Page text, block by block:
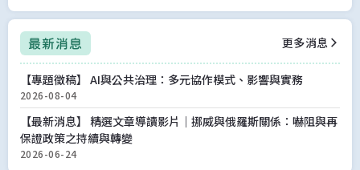
最新消息 更多消息
【專題徵稿】 AI與公共治理：多元協作模式、影響與實務
2026-08-04
【最新消息】 精選文章導讀影片｜挪威與俄羅斯關係：嚇阻與再
保證政策之持續與轉變
2026-06-24